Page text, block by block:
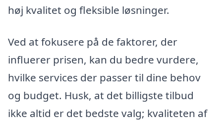
høj kvalitet og fleksible løsninger.
Ved at fokusere på de faktorer, der
influerer prisen, kan du bedre vurdere,
hvilke services der passer til dine behov
og budget. Husk, at det billigste tilbud
ikke altid er det bedste valg; kvaliteten af